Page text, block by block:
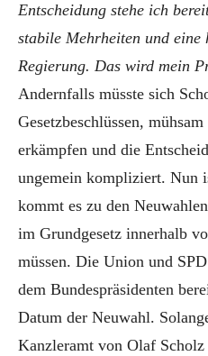
Entscheidung stehe ich
stabile Mehrheiten und eine
Regierung. Das wird mein
Andernfalls müsste sich
Gesetzbeschlüssen,
erkämpfen und die
ungemein kompliziert. Nun
kommt es zu den
im Grundgesetz innerhalb
müssen. Die Union und
dem Bundespräsidenten
Datum der Neuwahl.
Kanzleramt von Olaf Scholz